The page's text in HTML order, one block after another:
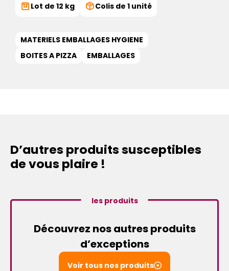
Lot de 12 kg Colis de 1 unité
MATERIELS EMBALLAGES HYGIENE
BOITES A PIZZA
EMBALLAGES
D’autres produits susceptibles
de vous plaire !
les produits
Découvrez nos autres produits
d’exceptions
Voir tous nos produits